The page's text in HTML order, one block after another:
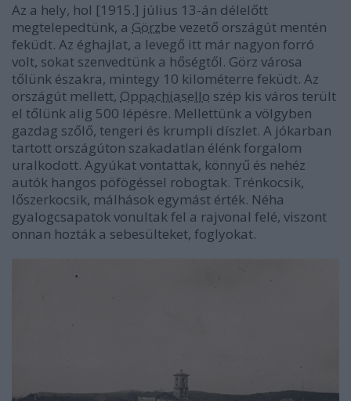
Az a hely, hol [1915.] július 13-án délelőtt
megtelepedtünk, a Görzbe vezető országút mentén
feküdt. Az éghajlat, a levegő itt már nagyon forró
volt, sokat szenvedtünk a hőségtől. Görz városa
tőlünk északra, mintegy 10 kilométerre feküdt. Az
országút mellett, Oppachiasello szép kis város terült
el tőlünk alig 500 lépésre. Mellettünk a völgyben
gazdag szőlő, tengeri és krumpli díszlet. A jókarban
tartott országúton szakadatlan élénk forgalom
uralkodott. Agyúkat vontattak, könnyű és nehéz
autók hangos pöfögéssel robogtak. Trénkocsik,
lőszerkocsik, málhások egymást érték. Néha
gyalogcsapatok vonultak fel a rajvonal felé, viszont
onnan hozták a sebesülteket, foglyokat.